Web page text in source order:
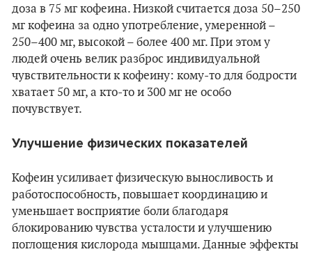
доза в 75 мг кофеина. Низкой считается доза 50–250
мг кофеина за одно употребление, умеренной –
250–400 мг, высокой – более 400 мг. При этом у
людей очень велик разброс индивидуальной
чувствительности к кофеину: кому-то для бодрости
хватает 50 мг, а кто-то и 300 мг не особо
почувствует.
Улучшение физических показателей
Кофеин усиливает физическую выносливость и
работоспособность, повышает координацию и
уменьшает восприятие боли благодаря
блокированию чувства усталости и улучшению
поглощения кислорода мышцами. Данные эффекты